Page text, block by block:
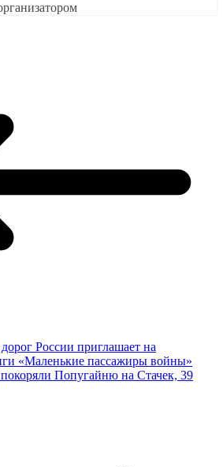
России приглашает на
«Маленькие пассажиры войны»
Попугайню на Стачек, 39